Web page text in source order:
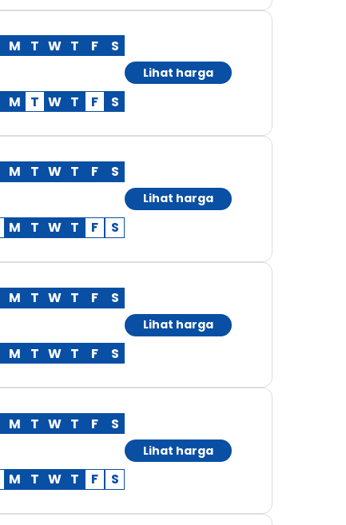
M T W T F S
M T W T F S
Lihat harga
M T W T F S
M T W T F S
Lihat harga
M T W T F S
M T W T F S
Lihat harga
M T W T F S
M T W T F S
Lihat harga